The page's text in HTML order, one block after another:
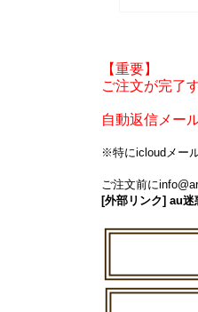
【重要】
ご注文が完了
自動返信メー
※特にicloudメー
ご注文前に
[外部リンク] au迷